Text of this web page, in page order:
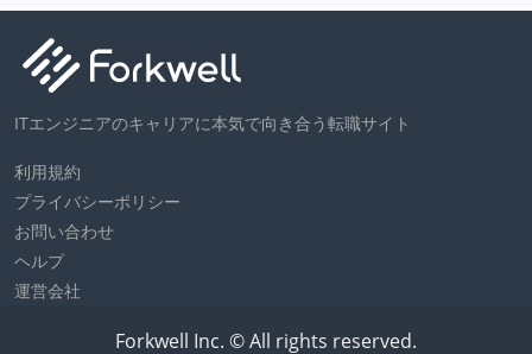
ITエンジニアのキャリアに本気で向き合う転職サイト
利用規約
プライバシーポリシー
お問い合わせ
ヘルプ
運営会社
Forkwell Inc. © All rights reserved.